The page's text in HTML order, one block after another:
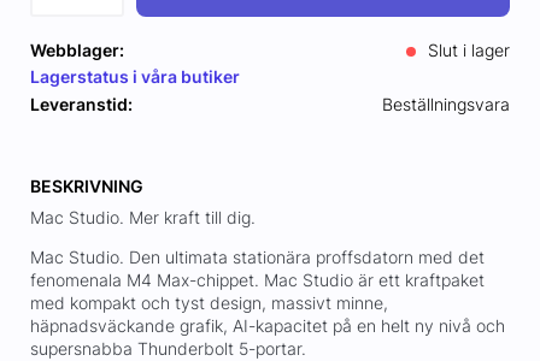
Webblager:
Slut i lager
Lagerstatus i våra butiker
Leveranstid:
Beställningsvara
BESKRIVNING
Mac Studio. Mer kraft till dig.
Mac Studio. Den ultimata stationära proffsdatorn med det
fenomenala M4 Max-chippet. Mac Studio är ett kraftpaket
med kompakt och tyst design, massivt minne,
häpnadsväckande grafik, AI-kapacitet på en helt ny nivå och
supersnabba Thunderbolt 5-portar.